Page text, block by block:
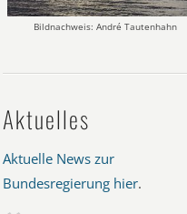
Bildnachweis: André Tautenhahn
Aktuelles
Aktuelle News zur
Bundesregierung hier.